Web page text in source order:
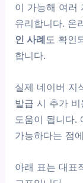
이 가능해 여러
유리합니다. 온
인 사례 도 확인
합니다.
실제 네이버 지
발급 시 추가
도움이 됩니다.
가능하다는 점
아래 표는 대표